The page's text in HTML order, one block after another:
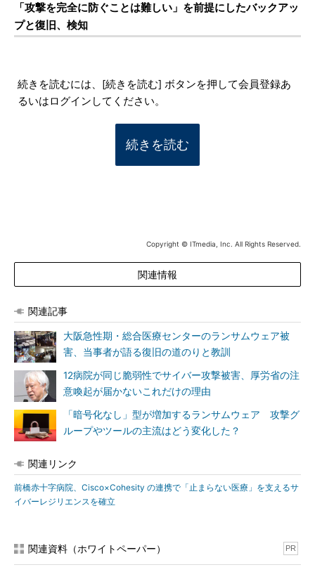
「攻撃を完全に防ぐことは難しい」を前提にしたバックアッ
プと復旧、検知
続きを読むには、[続きを読む] ボタンを押して会員登録あ
るいはログインしてください。
続きを読む
Copyright © ITmedia, Inc. All Rights Reserved.
関連情報
関連記事
大阪急性期・総合医療センターのランサムウェア被
害、当事者が語る復旧の道のりと教訓
12病院が同じ脆弱性でサイバー攻撃被害、厚労省の注
意喚起が届かないこれだけの理由
「暗号化なし」型が増加するランサムウェア 攻撃グ
ループやツールの主流はどう変化した？
関連リンク
前橋赤十字病院、Cisco×Cohesity の連携で「止まらない医療」を支えるサ
イバーレジリエンスを確立
関連資料（ホワイトペーパー） PR